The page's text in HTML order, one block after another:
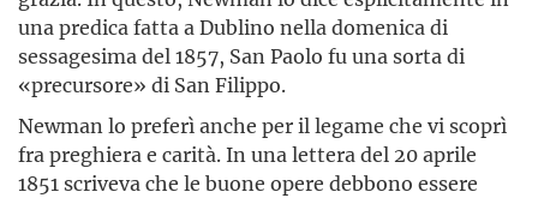
una predica fatta a Dublino nella domenica di
sessagesima del 1857, San Paolo fu una sorta di
«precursore» di San Filippo.
Newman lo preferì anche per il legame che vi scoprì
fra preghiera e carità. In una lettera del 20 aprile
1851 scriveva che le buone opere debbono essere